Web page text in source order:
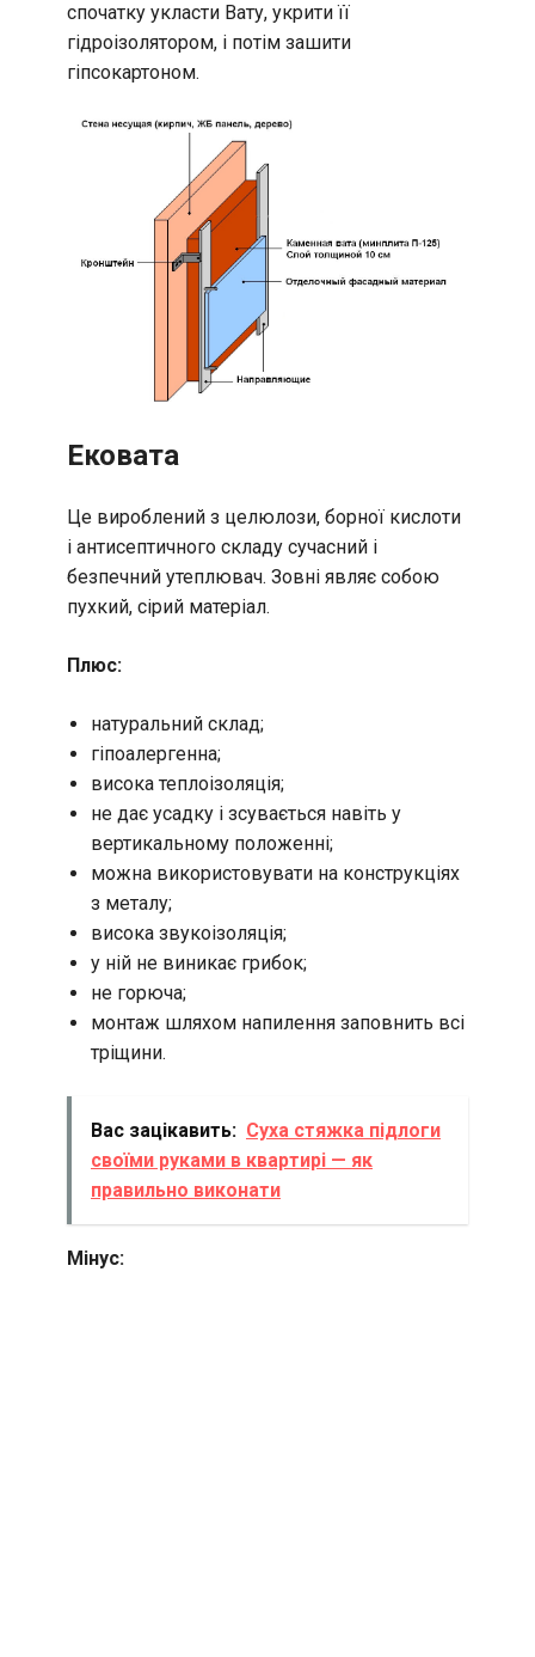
спочатку укласти Вату, укрити її
гідроізолятором, і потім зашити
гіпсокартоном.
Ековата
Це вироблений з целюлози, борної кислоти
і антисептичного складу сучасний і
безпечний утеплювач. Зовні являє собою
пухкий, сірий матеріал.
Плюс:
натуральний склад;
гіпоалергенна;
висока теплоізоляція;
не дає усадку і зсувається навіть у
вертикальному положенні;
можна використовувати на конструкціях
з металу;
висока звукоізоляція;
у ній не виникає грибок;
не горюча;
монтаж шляхом напилення заповнить всі
тріщини.
Вас зацікавить: Суха стяжка підлоги
своїми руками в квартирі — як
правильно виконати
Мінус: